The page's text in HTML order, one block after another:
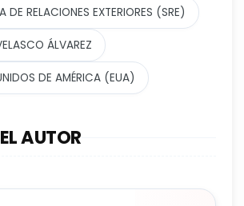
DE RELACIONES EXTERIORES (SRE)
ÁLVAREZ
DE AMÉRICA (EUA)
AUTOR